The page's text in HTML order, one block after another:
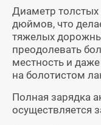
Диаметр толстых
дюймов, что
тяжелых
преодолевать
местность и
на болотистом
Полная зарядка
осуществляется